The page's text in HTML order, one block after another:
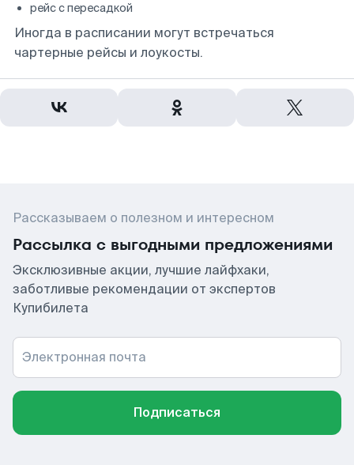
рейс с пересадкой
Иногда в расписании могут встречаться
чартерные рейсы и лоукосты.
Рассказываем о полезном и интересном
Рассылка с выгодными предложениями
Эксклюзивные акции, лучшие лайфхаки,
заботливые рекомендации от экспертов
Купибилета
Электронная почта
Подписаться